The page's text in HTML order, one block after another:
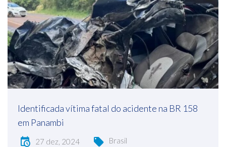
Identificada vítima fatal do acidente na BR 158
em Panambi
27 dez, 2024 Brasil